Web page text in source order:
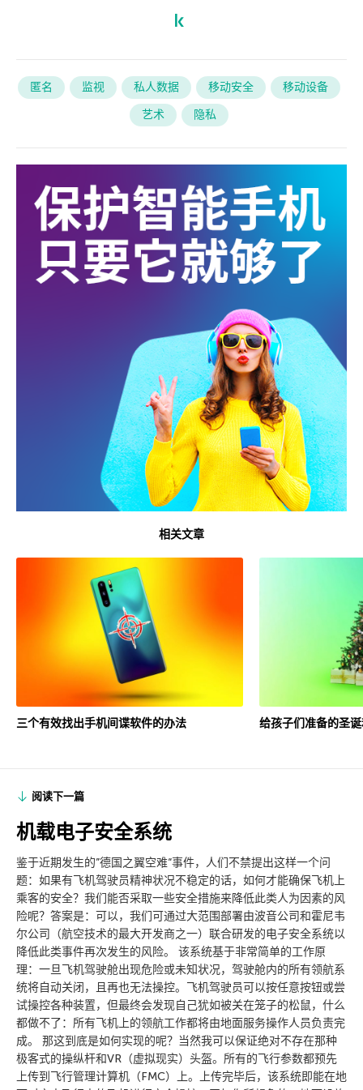
匿名 监视 私人数据 移动安全
移动设备
艺术
隐私
相关文章
三个有效找出手机间谍软件的办法 给孩子们准备的圣
阅读下一篇
机载电子安全系统
鉴于近期发生的”德国之翼空难“事件，人们不禁提出这样一个问
题：如果有飞机驾驶员精神状况不稳定的话，如何才能确保飞机上
乘客的安全？我们能否采取一些安全措施来降低此类人为因素的风
险呢？答案是：可以，我们可通过大范围部署由波音公司和霍尼韦
尔公司（航空技术的最大开发商之一）联合研发的电子安全系统以
降低此类事件再次发生的风险。 该系统基于非常简单的工作原
理：一旦飞机驾驶舱出现危险或未知状况，驾驶舱内的所有领航系
统将自动关闭，且再也无法操控。飞机驾驶员可以按任意按钮或尝
试操控各种装置，但最终会发现自己犹如被关在笼子的松鼠，什么
都做不了：所有飞机上的领航工作都将由地面服务操作人员负责完
成。 那这到底是如何实现的呢？当然我可以保证绝对不存在那种
极客式的操纵杆和VR（虚拟现实）头盔。所有的飞行参数都预先
上传到飞行管理计算机（FMC）上。上传完毕后，该系统即能在地